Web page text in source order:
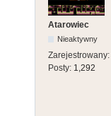
Atarowiec
Nieaktywny
Zarejestrowany:
Posty: 1,292